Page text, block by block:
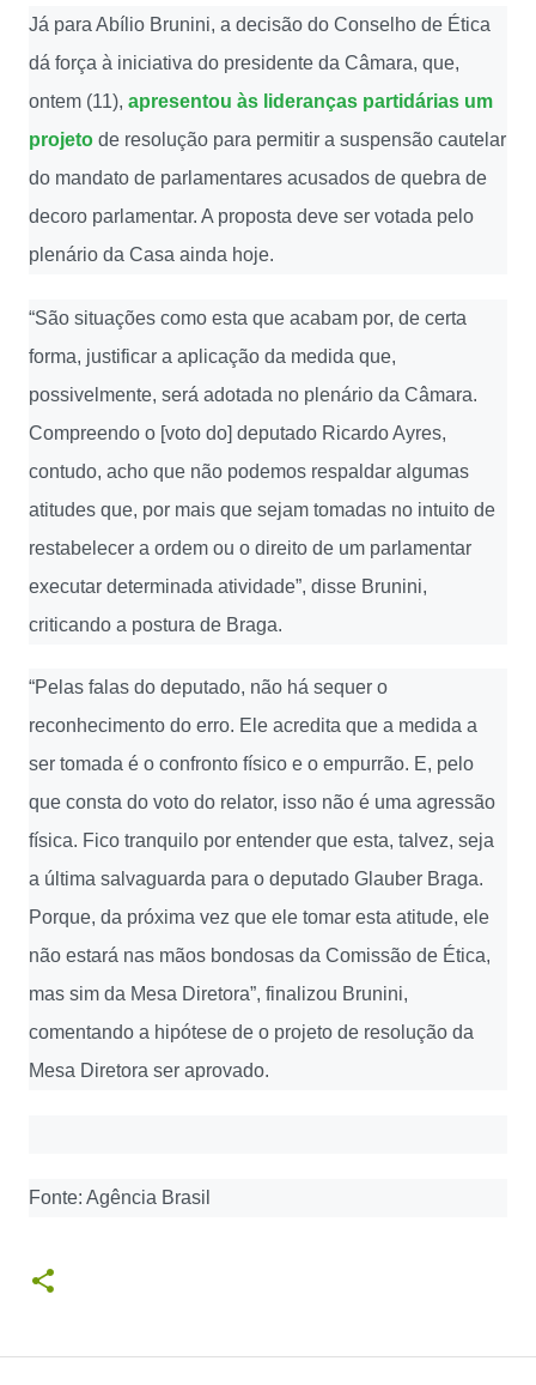
Já para Abílio Brunini, a decisão do Conselho de Ética
dá força à iniciativa do presidente da Câmara, que,
ontem (11), apresentou às lideranças partidárias um
projeto de resolução para permitir a suspensão cautelar
do mandato de parlamentares acusados de quebra de
decoro parlamentar. A proposta deve ser votada pelo
plenário da Casa ainda hoje.
“São situações como esta que acabam por, de certa
forma, justificar a aplicação da medida que,
possivelmente, será adotada no plenário da Câmara.
Compreendo o [voto do] deputado Ricardo Ayres,
contudo, acho que não podemos respaldar algumas
atitudes que, por mais que sejam tomadas no intuito de
restabelecer a ordem ou o direito de um parlamentar
executar determinada atividade”, disse Brunini,
criticando a postura de Braga.
“Pelas falas do deputado, não há sequer o
reconhecimento do erro. Ele acredita que a medida a
ser tomada é o confronto físico e o empurrão. E, pelo
que consta do voto do relator, isso não é uma agressão
física. Fico tranquilo por entender que esta, talvez, seja
a última salvaguarda para o deputado Glauber Braga.
Porque, da próxima vez que ele tomar esta atitude, ele
não estará nas mãos bondosas da Comissão de Ética,
mas sim da Mesa Diretora”, finalizou Brunini,
comentando a hipótese de o projeto de resolução da
Mesa Diretora ser aprovado.
Fonte: Agência Brasil